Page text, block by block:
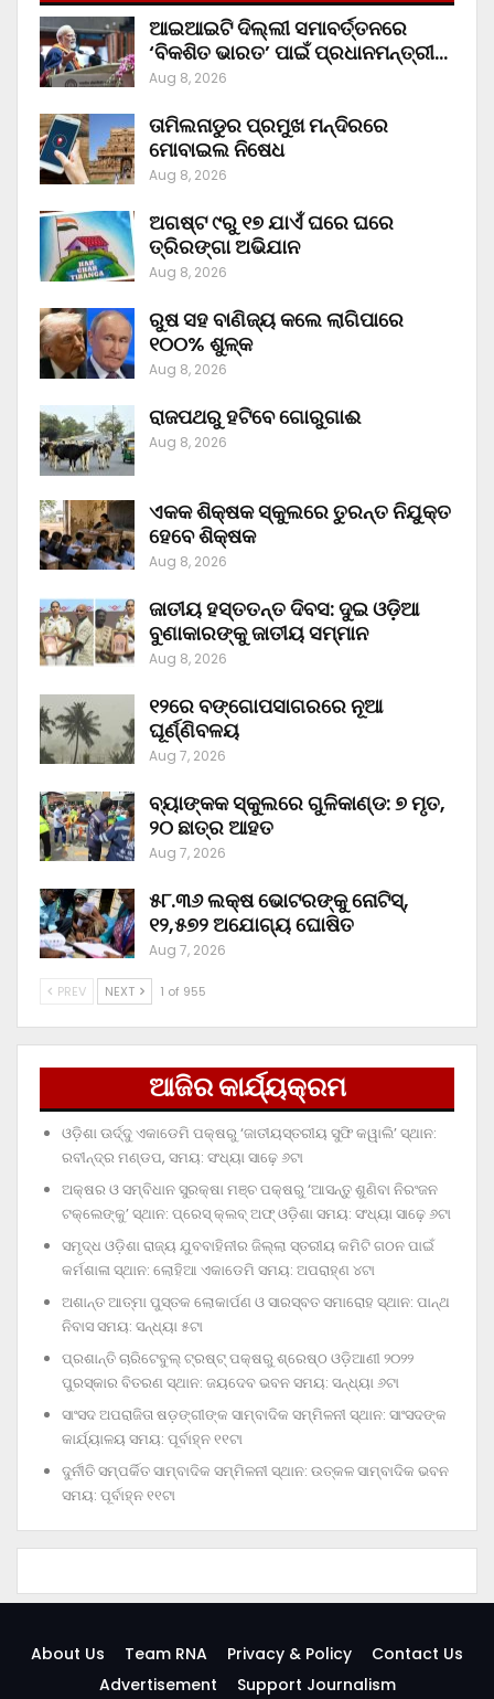
ଆଇଆଇଟି ଦିଲ୍ଲୀ ସମାବର୍ତ୍ତନରେ
‘ବିକଶିତ ଭାରତ’ ପାଇଁ ପ୍ରଧାନମନ୍ତ୍ରୀ…
Aug 8, 2026
ତାମିଲନାଡୁର ପ୍ରମୁଖ ମନ୍ଦିରରେ
ମୋବାଇଲ ନିଷେଧ
Aug 8, 2026
ଅଗଷ୍ଟ ୯ରୁ ୧୭ ଯାଏଁ ଘରେ ଘରେ
ତ୍ରିରଙ୍ଗା ଅଭିଯାନ
Aug 8, 2026
ରୁଷ ସହ ବାଣିଜ୍ୟ କଲେ ଲାଗିପାରେ
୧୦୦% ଶୁଳ୍କ
Aug 8, 2026
ରାଜପଥରୁ ହଟିବେ ଗୋରୁଗାଈ
Aug 8, 2026
ଏକକ ଶିକ୍ଷକ ସ୍କୁଲରେ ତୁରନ୍ତ ନିଯୁକ୍ତ
ହେବେ ଶିକ୍ଷକ
Aug 8, 2026
ଜାତୀୟ ହସ୍ତତନ୍ତ ଦିବସ: ଦୁଇ ଓଡ଼ିଆ
ବୁଣାକାରଙ୍କୁ ଜାତୀୟ ସମ୍ମାନ
Aug 8, 2026
୧୨ରେ ବଙ୍ଗୋପସାଗରରେ ନୂଆ
ଘୂର୍ଣ୍ଣିବଳୟ
Aug 7, 2026
ବ୍ୟାଙ୍କକ ସ୍କୁଲରେ ଗୁଳିକାଣ୍ଡ: ୭ ମୃତ,
୨୦ ଛାତ୍ର ଆହତ
Aug 7, 2026
୫୮.୩୬ ଲକ୍ଷ ଭୋଟରଙ୍କୁ ନୋଟିସ୍‌,
୧୨,୫୭୨ ଅଯୋଗ୍ୟ ଘୋଷିତ
Aug 7, 2026
PREV NEXT 1 of 955
ଆଜିର କାର୍ଯ୍ୟକ୍ରମ
ଓଡ଼ିଶା ଊର୍ଦ୍ଦୁ ଏକାଡେମି ପକ୍ଷରୁ ‘ଜାତୀୟସ୍ତରୀୟ ସୁଫି କୱାଲି’ ସ୍ଥାନ:
ରବୀନ୍ଦ୍ର ମଣ୍ଡପ, ସମୟ: ସଂଧ୍ୟା ସାଢ଼େ ୬ଟା
ଅକ୍ଷର ଓ ସମ୍ବିଧାନ ସୁରକ୍ଷା ମଞ୍ଚ ପକ୍ଷରୁ ‘ଆସନ୍ତୁ ଶୁଣିବା ନିରଂଜନ
ଟକ୍‌ଲେଙ୍କୁ’ ସ୍ଥାନ: ପ୍ରେସ୍‌ କ୍ଲବ୍‌ ଅଫ୍‌ ଓଡ଼ିଶା ସମୟ: ସଂଧ୍ୟା ସାଢ଼େ ୬ଟା
ସମୃଦ୍ଧ ଓଡ଼ିଶା ରାଜ୍ୟ ଯୁବବାହିନୀର ଜିଲ୍ଲା ସ୍ତରୀୟ କମିଟି ଗଠନ ପାଇଁ
କର୍ମଶାଳା ସ୍ଥାନ: ଲୋହିଆ ଏକାଡେମି ସମୟ: ଅପରାହ୍‌ଣ ୪ଟା
ଅଶାନ୍ତ ଆତ୍ମା ପୁସ୍ତକ ଲୋକାର୍ପଣ ଓ ସାରସ୍ବତ ସମାରୋହ ସ୍ଥାନ: ପାନ୍ଥ
ନିବାସ ସମୟ: ସନ୍ଧ୍ୟା ୫ଟା
ପ୍ରଶାନ୍ତି ଚାରିଟେବୁଲ୍‌ ଟ୍ରଷ୍ଟ୍‌ ପକ୍ଷରୁ ଶ୍ରେଷ୍ଠ ଓଡ଼ିଆଣୀ ୨୦୨୨
ପୁରସ୍କାର ବିତରଣ ସ୍ଥାନ: ଜୟଦେବ ଭବନ ସମୟ: ସନ୍ଧ୍ୟା ୬ଟା
ସାଂସଦ ଅପରାଜିତା ଷଡ଼ଙ୍ଗୀଙ୍କ ସାମ୍ବାଦିକ ସମ୍ମିଳନୀ ସ୍ଥାନ: ସାଂସଦଙ୍କ
କାର୍ଯ୍ୟାଳୟ ସମୟ: ପୂର୍ବାହ୍ନ ୧୧ଟା
ଦୁର୍ନୀତି ସମ୍ପର୍କିତ ସାମ୍ବାଦିକ ସମ୍ମିଳନୀ ସ୍ଥାନ: ଉତ୍କଳ ସାମ୍ବାଦିକ ଭବନ
ସମୟ: ପୂର୍ବାହ୍ନ ୧୧ଟା
About Us Team RNA Privacy & Policy
Contact Us
Advertisement
Support Journalism